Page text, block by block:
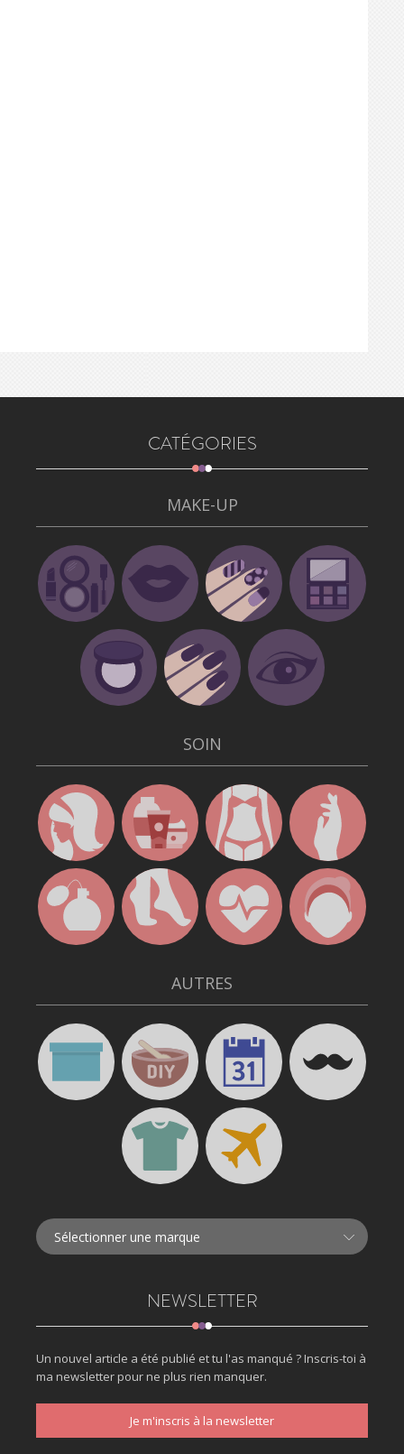
CATÉGORIES
MAKE-UP
SOIN
AUTRES
NEWSLETTER
Un nouvel article a été publié et tu l'as manqué ? Inscris-toi à
ma newsletter pour ne plus rien manquer.
Je m'inscris à la newsletter